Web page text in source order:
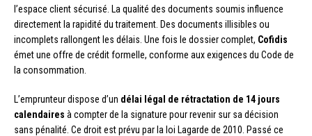
l’espace client sécurisé. La qualité des documents soumis influence
directement la rapidité du traitement. Des documents illisibles ou
incomplets rallongent les délais. Une fois le dossier complet, Cofidis
émet une offre de crédit formelle, conforme aux exigences du Code de
la consommation.
L’emprunteur dispose d’un délai légal de rétractation de 14 jours
calendaires à compter de la signature pour revenir sur sa décision
sans pénalité. Ce droit est prévu par la loi Lagarde de 2010. Passé ce